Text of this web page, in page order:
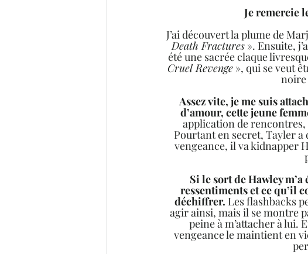
Je remercie
J’ai découvert la plume de
Death Fractures ». Ensuite,
été une sacrée claque
Cruel Revenge », qui se veut
noire
Assez vite, je me suis
d’amour, cette jeune
application de rencontres,
Pourtant en secret, Tayler a
vengeance, il va kidnapper
Si le sort de Hawley
ressentiments et ce qu’il
déchiffrer. Les flashbacks
agir ainsi, mais il se montre
peine à m’attacher à lui.
vengeance le maintient en